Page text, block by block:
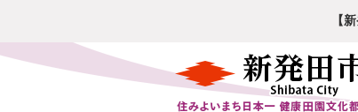
【